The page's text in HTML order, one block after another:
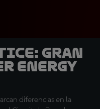
Gran
Energy
diferencias en la